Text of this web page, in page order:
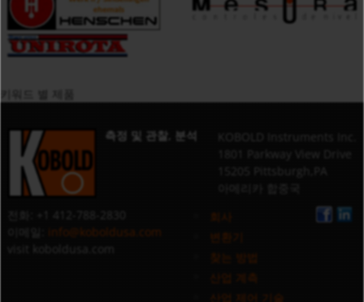
키워드 별 제품
측정 및 관찰, 분석
info@koboldusa.com
회사
변환기
찾는 방법
산업 계측
산업 제어 기술